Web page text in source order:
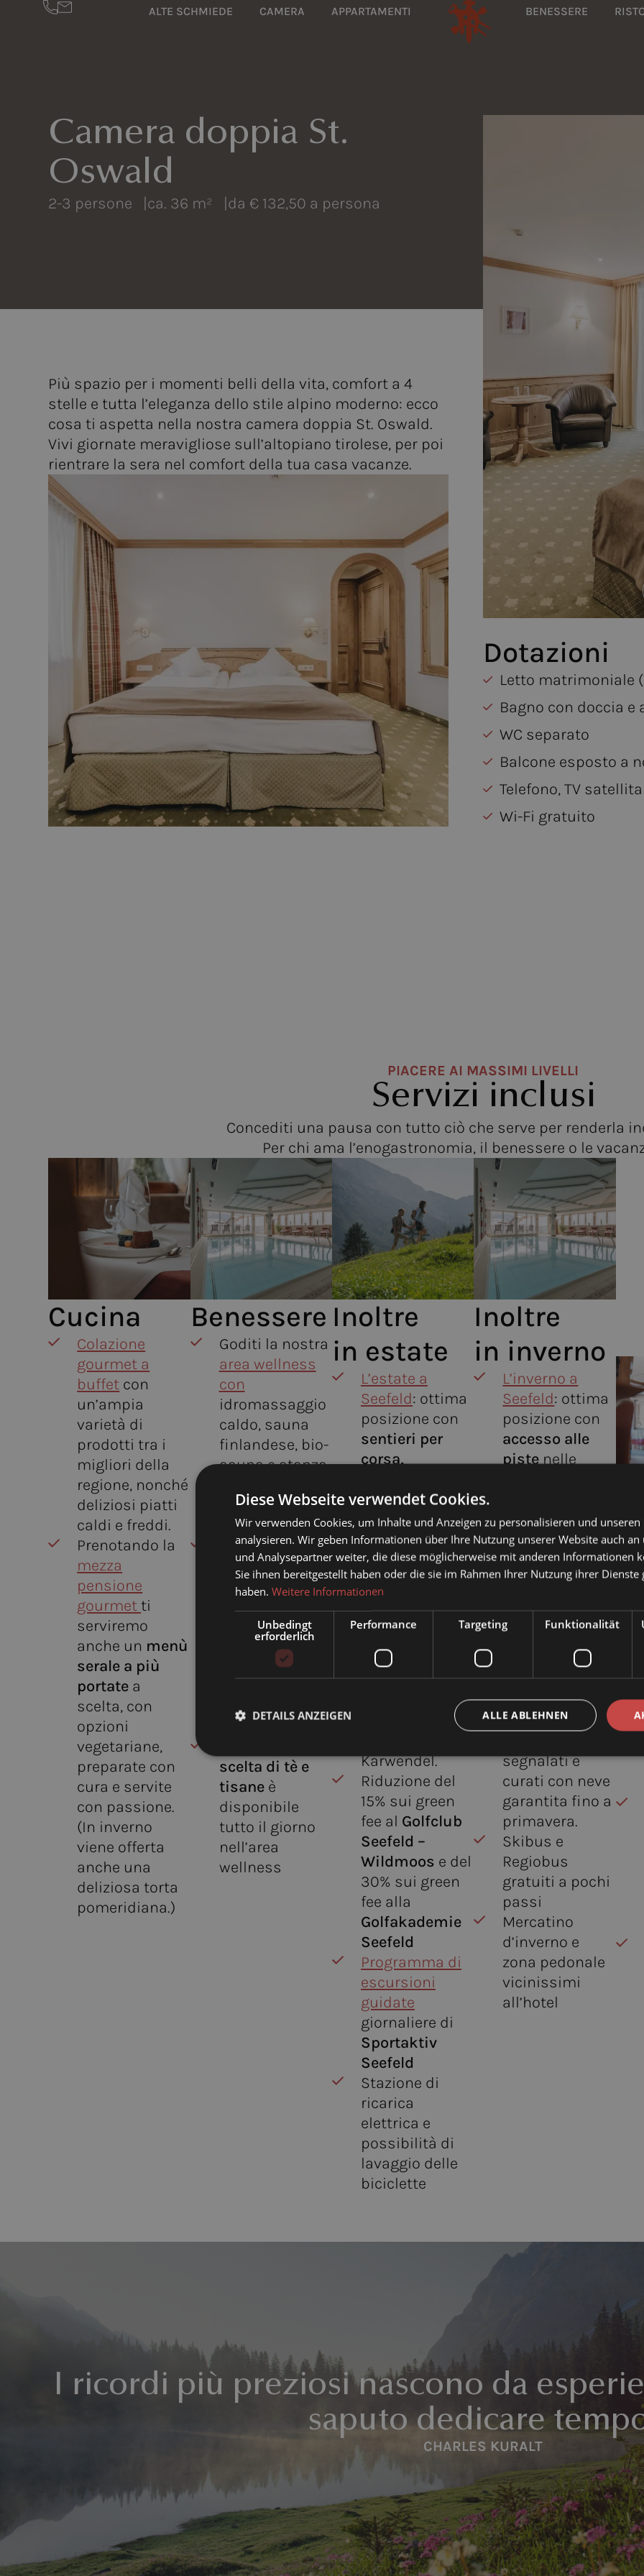
ALTE SCHMIEDE CAMERA APPARTAMENTI BENESSERE
Camera doppia St.
Oswald
2-3 persone |ca. 36 m² |da € 132,50 a persona
Più spazio per i momenti belli della vita, comfort a 4
stelle e tutta l’eleganza dello stile alpino moderno: ecco
cosa ti aspetta nella nostra camera doppia St. Oswald.
Vivi giornate meravigliose sull’altopiano tirolese, per poi
rientrare la sera nel comfort della tua casa vacanze.
Dotazioni
Letto matrimoniale
Bagno con doccia e
WC separato
Balcone esposto a
Telefono, TV
Wi-Fi gratuito
PIACERE AI MASSIMI LIVELLI
Servizi inclusi
Concediti una pausa con tutto ciò che serve per renderla
Per chi ama l’enogastronomia, il benessere o le
Cucina
Colazione
gourmet a
buffet con
un’ampia
varietà di
prodotti tra i
migliori della
regione, nonché
deliziosi piatti
caldi e freddi.
Prenotando la
mezza
pensione
gourmet ti
serviremo
anche un menù
serale a più
portate a
scelta, con
opzioni
vegetariane,
preparate con
cura e servite
con passione.
(In inverno
viene offerta
anche una
deliziosa torta
pomeridiana.)
Benessere
Goditi la nostra
area wellness
con
idromassaggio
caldo, sauna
finlandese, bio-
sauna e stanza
fisioterapica a
infrarossi
Approfitta
gratuitamente
dellapiscina
borsa spa con
soffice
accappatoio
durata del
soggiorno
scelta di tè e
tisaneè
disponibile
tutto il giorno
nell’area
wellness
Inoltre
in estate
L’estate a
Seefeld: ottima
posizione con
sentieri per
corsa,
e ciclismo che
partono
direttamente
dall’hotel,
immersi nella
pianeggiante
natura alpina e
mozzafiato con
vista sui monti
Wettersteingebirge
Karwendel.
Riduzione del
15% sui green
fee al Golfclub
Seefeld –
Wildmoos e del
30% sui green
fee alla
Golfakademie
Seefeld
Programma di
escursioni
guidate
giornaliere di
Sportaktiv
Seefeld
Stazione di
ricarica
elettrica e
possibilità di
lavaggio delle
biciclette
Inoltre
in inverno
L’inverno a
Seefeld: ottima
posizione con
accesso alle
pistenelle
dell’hotel e
biglietto
gratuito per lo
sci di fondo
direttamente
Escursioni
inverali suaree
pianeggianti
140 km di
segnalati e
curati con neve
garantita fino a
primavera.
Skibus e
Regiobus
gratuiti a pochi
passi
Mercatino
d’inverno e
zona pedonale
vicinissimi
all’hotel
I ricordi più preziosi nascono da
saputo dedicare
CHARLES KURALT
Diese Webseite verwendet Cookies.
Wir verwenden Cookies, um Inhalte und Anzeigen zu personalisieren und
analysieren. Wir geben Informationen über Ihre Nutzung unserer Website auch an
und Analysepartner weiter, die diese möglicherweise mit anderen Informationen
Sie ihnen bereitgestellt haben oder die sie im Rahmen Ihrer Nutzung ihrer Dienste
haben. Weitere Informationen
Unbedingt
erforderlich
Performance Targeting Funktionalität
ALLE ABLEHNEN
DETAILS ANZEIGEN